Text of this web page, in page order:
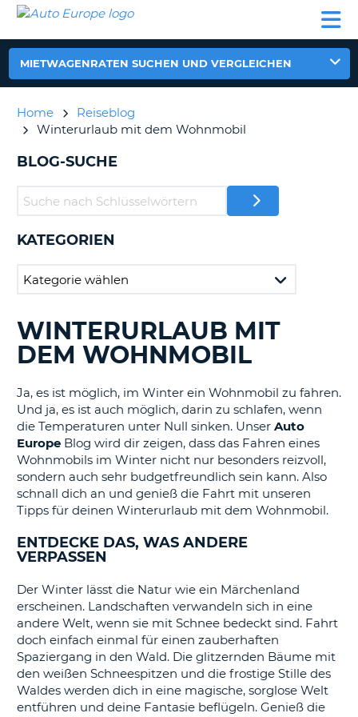
MIETWAGEN
WOHNMOBILE
AUTO
EUROPE
MIETWAGEN
WOHNMOBILE
PARTNER
HILFE
MEIN
KONTO
BUCHUNG
MIETWAGENRATEN SUCHEN UND VERGLEICHEN
Home
Reiseblog
Winterurlaub mit dem Wohnmobil
BLOG-SUCHE
KATEGORIEN
DURCHSUCHE
BLOGS......
WINTERURLAUB MIT
DEM WOHNMOBIL
Ja, es ist möglich, im Winter ein Wohnmobil zu fahren.
Und ja, es ist auch möglich, darin zu schlafen, wenn
die Temperaturen unter Null sinken. Unser Auto
Europe Blog wird dir zeigen, dass das Fahren eines
Wohnmobils im Winter nicht nur besonders reizvoll,
sondern auch sehr budgetfreundlich sein kann. Also
schnall dich an und genieß die Fahrt mit unseren
Tipps für deinen Winterurlaub mit dem Wohnmobil.
ENTDECKE DAS, WAS ANDERE
VERPASSEN
Der Winter lässt die Natur wie ein Märchenland
erscheinen. Landschaften verwandeln sich in eine
andere Welt, wenn sie mit Schnee bedeckt sind. Fahrt
doch einfach einmal für einen zauberhaften
Spaziergang in den Wald. Die glitzernden Bäume mit
den weißen Schneespitzen und die frostige Stille des
Waldes werden dich in eine magische, sorglose Welt
entführen und deine Fantasie beflügeln. Genieß die